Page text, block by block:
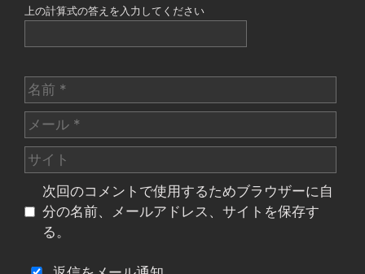
上の計算式の答えを入力してください
名
前
メ
ー
ル
サ
イ
次回のコメントで使用するためブラウザーに自
分の名前、メールアドレス、サイトを保存す
る。